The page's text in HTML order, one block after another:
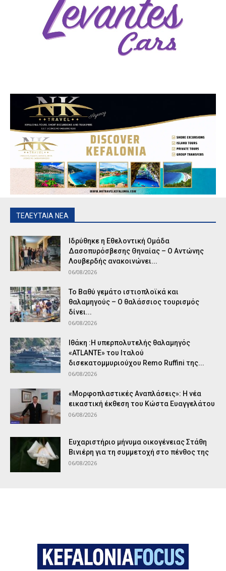
ΤΕΛΕΥΤΑΙΑ ΝΕΑ
Ιδρύθηκε η Εθελοντική Ομάδα
Δασοπυρόσβεσης Θηναίας – Ο Αντώνης
Λουβερδής ανακοινώνει...
06/08/2026
Το Βαθύ γεμάτο ιστιοπλοϊκά και
θαλαμηγούς – Ο θαλάσσιος τουρισμός
δίνει...
06/08/2026
Ιθάκη :Η υπερπολυτελής θαλαμηγός
«ATLANTE» του Ιταλού
δισεκατομμυριούχου Remo Ruffini της...
06/08/2026
«Μορφοπλαστικές Αναπλάσεις»: Η νέα
εικαστική έκθεση του Κώστα Ευαγγελάτου
06/08/2026
Ευχαριστήριο μήνυμα οικογένειας Στάθη
Βινιέρη για τη συμμετοχή στο πένθος της
06/08/2026